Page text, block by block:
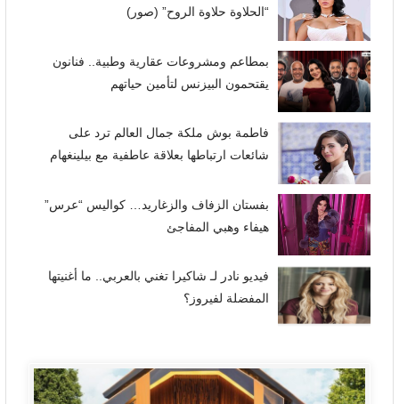
“الحلاوة حلاوة الروح” (صور)
بمطاعم ومشروعات عقارية وطبية.. فنانون
يقتحمون البيزنس لتأمين حياتهم
فاطمة بوش ملكة جمال العالم ترد على
شائعات ارتباطها بعلاقة عاطفية مع بيلينغهام
بفستان الزفاف والزغاريد… كواليس “عرس”
هيفاء وهبي المفاجئ
فيديو نادر لـ شاكيرا تغني بالعربي.. ما أغنيتها
المفضلة لفيروز؟